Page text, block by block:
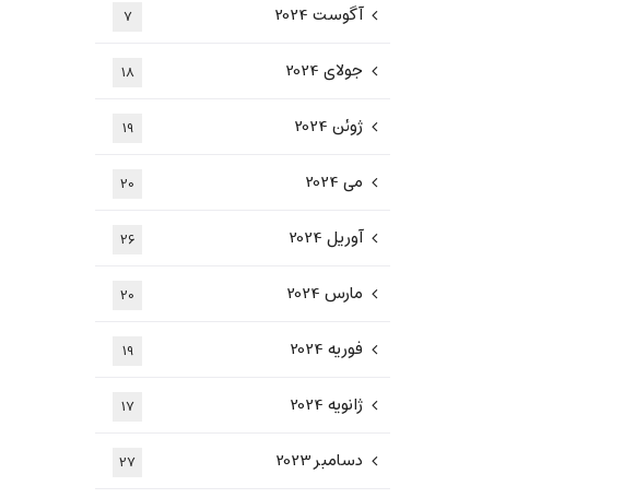
آگوست 2024 7
جولای 2024 18
ژوئن 2024 19
می 2024 20
آوریل 2024 26
مارس 2024 20
فوریه 2024 19
ژانویه 2024 17
دسامبر 2023 27